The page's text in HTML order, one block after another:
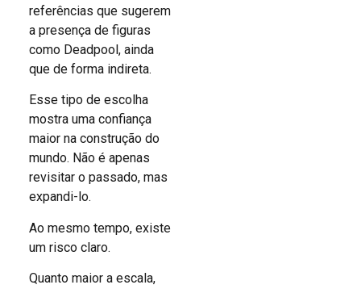
referências que sugerem
a presença de figuras
como Deadpool, ainda
que de forma indireta.
Esse tipo de escolha
mostra uma confiança
maior na construção do
mundo. Não é apenas
revisitar o passado, mas
expandi-lo.
Ao mesmo tempo, existe
um risco claro.
Quanto maior a escala,